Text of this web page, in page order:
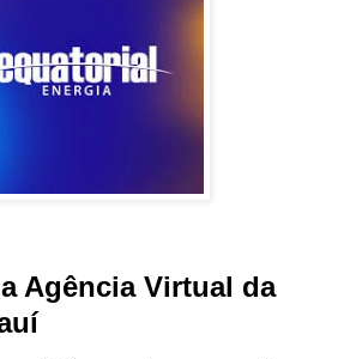
Agência Virtual da